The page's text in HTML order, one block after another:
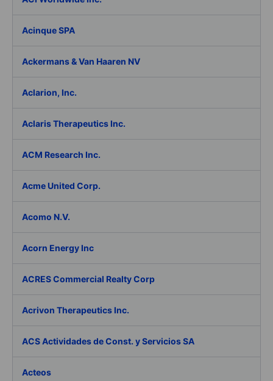
Acinque SPA
Ackermans & Van Haaren NV
Aclarion, Inc.
Aclaris Therapeutics Inc.
ACM Research Inc.
Acme United Corp.
Acomo N.V.
Acorn Energy Inc
ACRES Commercial Realty Corp
Acrivon Therapeutics Inc.
ACS Actividades de Const. y Servicios SA
Acteos